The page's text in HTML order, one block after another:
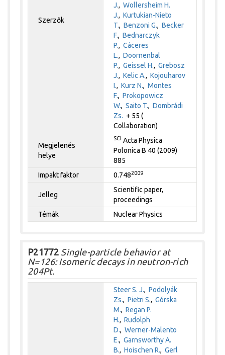
Szerzők
J.,Wollersheim H.
J.,Kurtukian-Nieto
T.,Benzoni G.,Becker
F.,Bednarczyk
P.,Cáceres
L.,Doornenbal
P.,Geissel H.,Grebosz
J.,Kelic A.,Kojouharov
I.,Kurz N.,Montes
F.,Prokopowicz
W.,Saito T.,Dombrádi
Zs. + 55 (
Collaboration)
Megjelenés
helye
SCI Acta Physica
Polonica B 40 (2009)
885
Impakt faktor
0.7482009
Jelleg
Scientific paper,
proceedings
Témák
Nuclear Physics
P21772 Single-particle behavior at
N=126: Isomeric decays in neutron-rich
204Pt.
Steer S. J.,Podolyák
Zs.,Pietri S.,Górska
M.,Regan P.
H.,Rudolph
D.,Werner-Malento
E.,Garnsworthy A.
B.,Hoischen R.,Gerl